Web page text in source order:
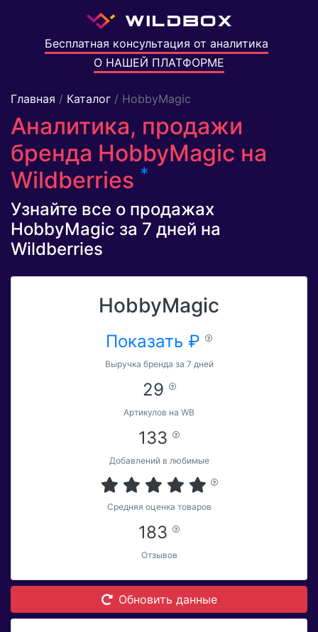
Бесплатная консультация от аналитика
О НАШЕЙ ПЛАТФОРМЕ
Главная / Каталог / HobbyMagic
Аналитика, продажи
бренда HobbyMagic на
Wildberries *
Узнайте все о продажах
HobbyMagic за 7 дней на
Wildberries
HobbyMagic
Показать ₽
Выручка бренда за 7 дней
29
Артикулов на WB
133
Добавлений в любимые
Средняя оценка товаров
183
Отзывов
Обновить данные